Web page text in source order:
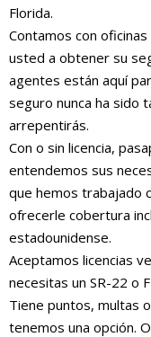
Florida.
Contamos con
usted a obtener su
agentes están aquí
seguro nunca ha sido
arrepentirás.
Con o sin licencia,
entendemos sus
que hemos trabajado
ofrecerle cobertura
estadounidense.
Aceptamos licencias
necesitas un SR-22 o
Tiene puntos, multas
tenemos una opción.